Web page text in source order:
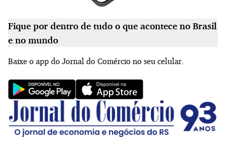
Fique por dentro de tudo o que acontece no Brasil
e no mundo
Baixe o app do Jornal do Comércio no seu celular.